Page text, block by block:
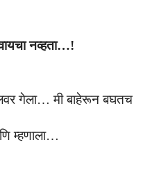
नव्हता…!
गेला… मी बाहेरूनबघतच
म्हणाला…